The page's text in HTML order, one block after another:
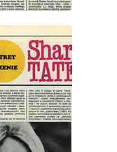
47/1987